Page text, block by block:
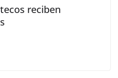
reciben